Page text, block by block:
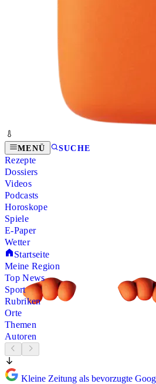
MENÜ SUCHE
Rezepte
Dossiers
Videos
Podcasts
Horoskope
Spiele
E-Paper
Wetter
Startseite
Meine Region
Top News
Sport
Rubriken
Orte
Themen
Autoren
Kleine Zeitung als bevorzugte